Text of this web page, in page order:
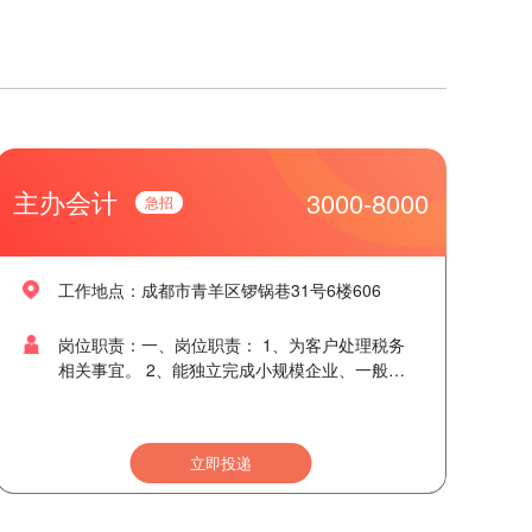
主办会计 3000-8000
工作地点：成都市青羊区锣锅巷31号6楼606
岗位职责：一、岗位职责： 1、为客户处理税务
相关事宜。 2、能独立完成小规模企业、一般纳
本。 4、做事灵活变通，随机应变，办事效率
快。 5、完成上级交待的其它事情。 二、任职要
求： 1、要求1年以上同行业工作经验。24周岁
立即投递